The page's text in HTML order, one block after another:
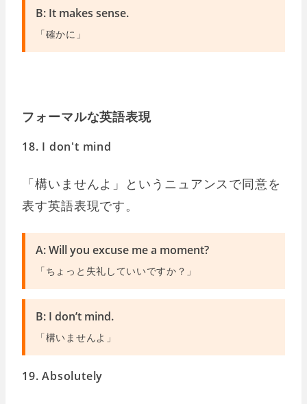
B: It makes sense.
「確かに」
フォーマルな英語表現
18. I don't mind
「構いませんよ」というニュアンスで同意を
表す英語表現です。
A: Will you excuse me a moment?
「ちょっと失礼していいですか？」
B: I don’t mind.
「構いませんよ」
19. Absolutely